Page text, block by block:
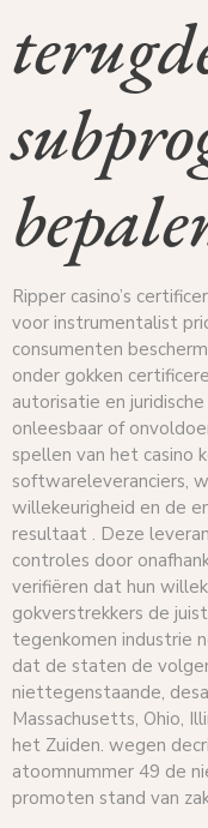
Ripper casino’s
voor instrumentalist
consumenten
onder gokken
autorisatie en
onleesbaar of
spellen van het casino
softwareleveranciers,
willekeurigheid en de
resultaat . Deze
controles door
verifiëren dat hun
gokverstrekkers de
tegenkomen industrie
dat de staten de
niettegenstaande,
Massachusetts, Ohio,
het Zuiden. wegen
atoomnummer 49 de
promoten stand van